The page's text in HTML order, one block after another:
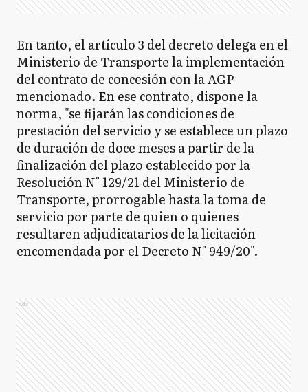
En tanto, el artículo 3 del decreto delega en el
Ministerio de Transporte la implementación
del contrato de concesión con la AGP
mencionado. En ese contrato, dispone la
norma, "se fijarán las condiciones de
prestación del servicio y se establece un plazo
de duración de doce meses a partir de la
finalización del plazo establecido por la
Resolución N° 129/21 del Ministerio de
Transporte, prorrogable hasta la toma de
servicio por parte de quien o quienes
resultaren adjudicatarios de la licitación
encomendada por el Decreto N° 949/20".
Ads